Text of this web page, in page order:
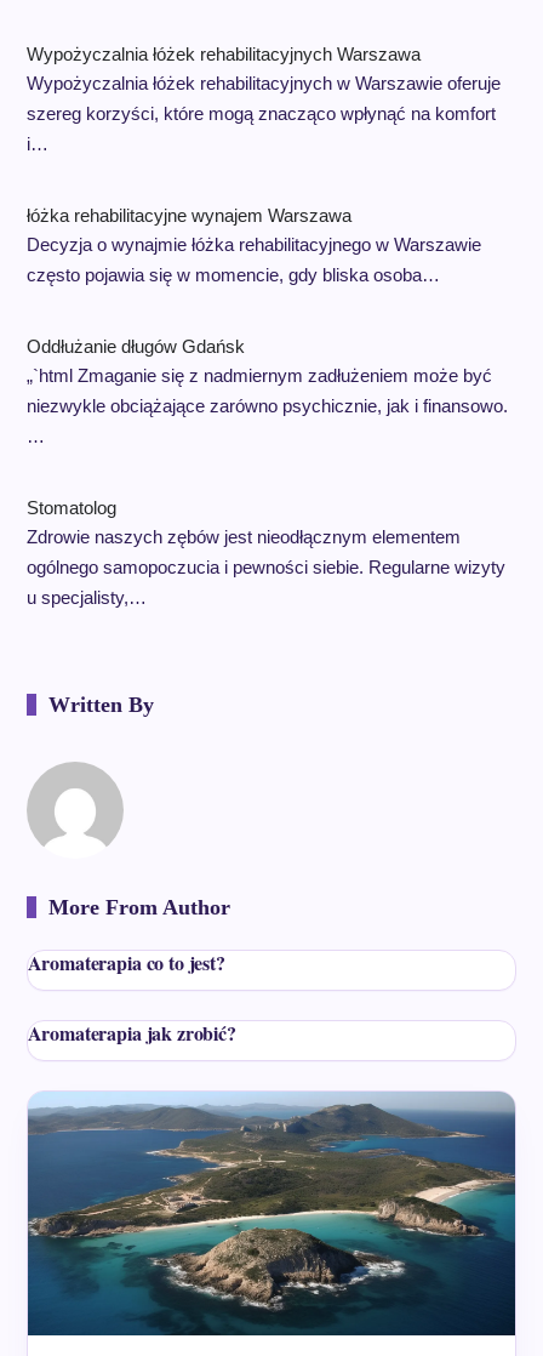
Wypożyczalnia łóżek rehabilitacyjnych Warszawa
Wypożyczalnia łóżek rehabilitacyjnych w Warszawie oferuje
szereg korzyści, które mogą znacząco wpłynąć na komfort
i…
łóżka rehabilitacyjne wynajem Warszawa
Decyzja o wynajmie łóżka rehabilitacyjnego w Warszawie
często pojawia się w momencie, gdy bliska osoba…
Oddłużanie długów Gdańsk
„`html Zmaganie się z nadmiernym zadłużeniem może być
niezwykle obciążające zarówno psychicznie, jak i finansowo.
…
Stomatolog
Zdrowie naszych zębów jest nieodłącznym elementem
ogólnego samopoczucia i pewności siebie. Regularne wizyty
u specjalisty,…
Written By
More From Author
Aromaterapia co to jest?
Aromaterapia jak zrobić?